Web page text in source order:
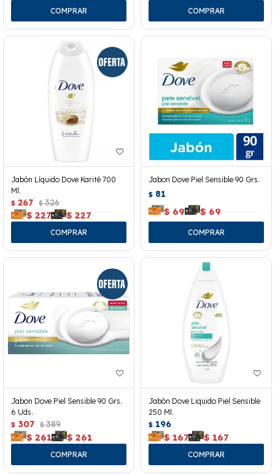
Jabón Líquido Dove Karité 700
Ml.
$ 267 $ 326
$ 227 $ 227
Jabon Dove Piel Sensible 90 Grs.
$ 81
$ 69 $ 69
Jabon Dove Piel Sensible 90 Grs.
6 Uds.
$ 307 $ 389
$ 261 $ 261
Jabón Dove Liquido Piel Sensible
250 Ml.
$ 196
$ 167 $ 167